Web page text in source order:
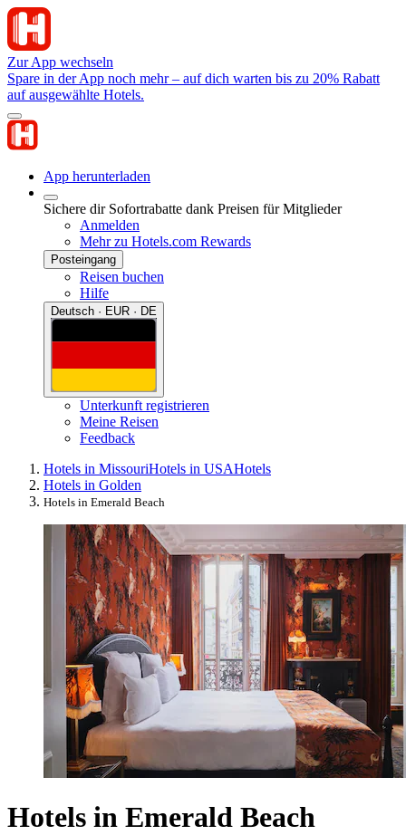
Zur App wechseln
Spare in der App noch mehr – auf dich warten bis zu 20% Rabatt
auf ausgewählte Hotels.
App herunterladen
Sichere dir Sofortrabatte dank Preisen für Mitglieder
Anmelden
Mehr zu Hotels.com Rewards
Posteingang
Reisen buchen
Hilfe
Deutsch · EUR · DE
Unterkunft registrieren
Meine Reisen
Feedback
Hotels in MissouriHotels in USAHotels
Hotels in Golden
Hotels in Emerald Beach
Hotels in Emerald Beach